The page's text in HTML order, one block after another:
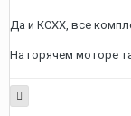
Да и КСХХ, все
На горячем моторе